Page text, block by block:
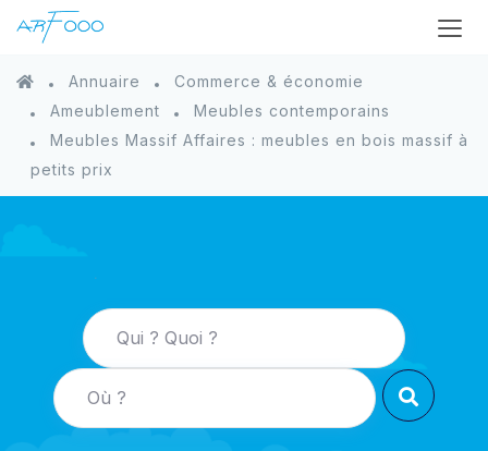
Annuaire
Commerce & économie
Ameublement
Meubles contemporains
Meubles Massif Affaires : meubles en bois massif à
petits prix